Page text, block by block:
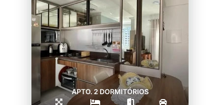
APTO. 2 DORMITÓRIOS